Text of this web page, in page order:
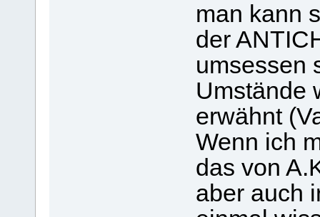
man kann
der
umsessen
Umstände
erwähnt
Wenn ich
das von
aber auch